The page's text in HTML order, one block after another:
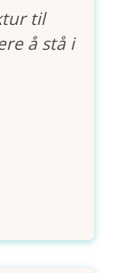
til
å stå i